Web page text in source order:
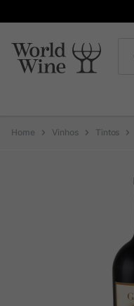
Vinhos Tintos
1º Maçanita
Champagne